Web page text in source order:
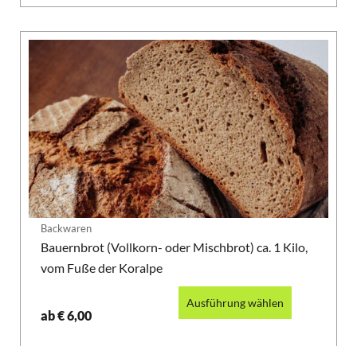
Backwaren
Bauernbrot (Vollkorn- oder Mischbrot) ca. 1 Kilo,
vom Fuße der Koralpe
ab€6,00
Ausführung wählen